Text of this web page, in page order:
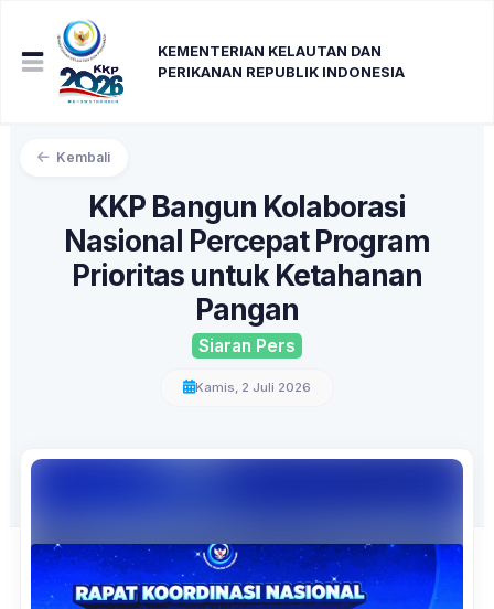
KEMENTERIAN KELAUTAN DAN
PERIKANAN REPUBLIK INDONESIA
Kembali
KKP Bangun Kolaborasi
Nasional Percepat Program
Prioritas untuk Ketahanan
Pangan
Siaran Pers
Kamis, 2 Juli 2026